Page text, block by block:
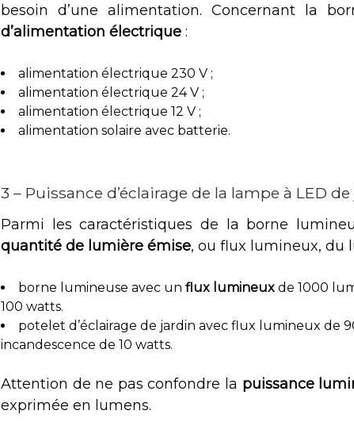
besoin d’une alimentation. Concernant la
d’alimentation électrique :
alimentation électrique 230 V ;
alimentation électrique 24 V ;
alimentation électrique 12 V ;
alimentation solaire avec batterie.
3 – Puissance d’éclairage de la lampe à LED
Parmi les caractéristiques de la borne
quantité de lumière émise, ou flux lumineux, du
borne lumineuse avec un flux lumineux de 1000
100 watts.
potelet d’éclairage de jardin avec flux lumineux de
incandescence de 10 watts.
Attention de ne pas confondre la puissance
exprimée en lumens.